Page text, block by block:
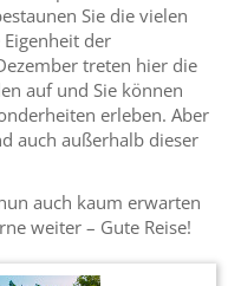
Sie die vielen
Eigenheit der
treten hier die
auf und Sie können
erleben. Aber
auch außerhalb dieser
auch kaum erwarten
weiter – Gute Reise!